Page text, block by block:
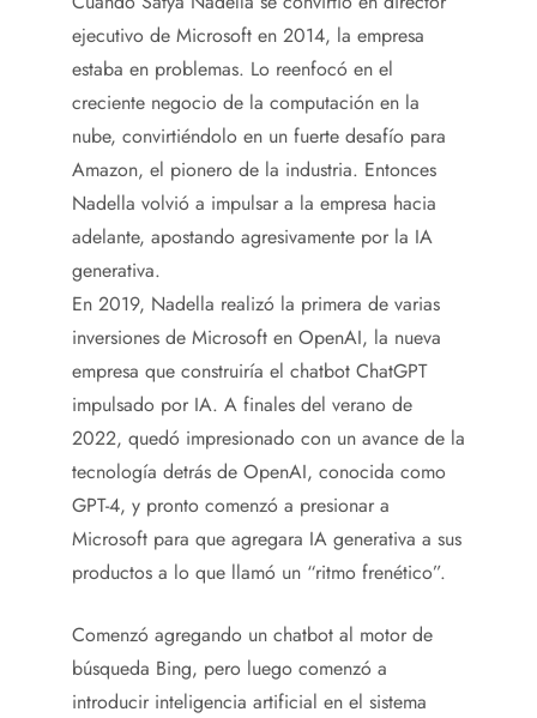
ejecutivo de Microsoft en 2014, la empresa
estaba en problemas. Lo reenfocó en el
creciente negocio de la computación en la
nube, convirtiéndolo en un fuerte desafío para
Amazon, el pionero de la industria. Entonces
Nadella volvió a impulsar a la empresa hacia
adelante, apostando agresivamente por la IA
generativa.
En 2019, Nadella realizó la primera de varias
inversiones de Microsoft en OpenAI, la nueva
empresa que construiría el chatbot ChatGPT
impulsado por IA. A finales del verano de
2022, quedó impresionado con un avance de la
tecnología detrás de OpenAI, conocida como
GPT-4, y pronto comenzó a presionar a
Microsoft para que agregara IA generativa a sus
productos a lo que llamó un “ritmo frenético”.
Comenzó agregando un chatbot al motor de
búsqueda Bing, pero luego comenzó a
introducir inteligencia artificial en el sistema